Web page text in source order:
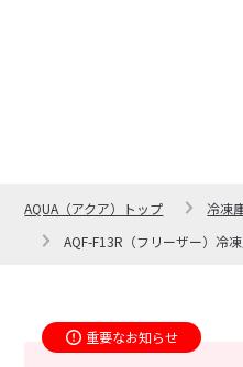
AQUA（アクア）トップ
冷凍
AQF-F13R（フリーザー）冷
重要なお知らせ